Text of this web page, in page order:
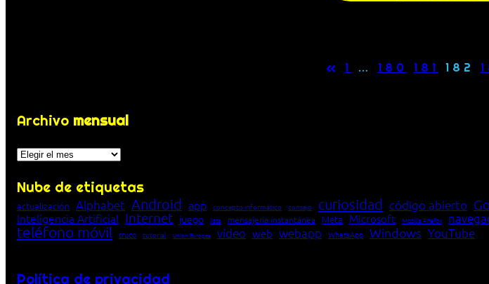
« 1 … 180 181 182
Archivo mensual
Archivos
Nube de etiquetas
actualización Alphabet Android app concepto informático consejo curiosidad código abierto
Inteligencia Artificial Internet juego lista mensajería instantánea Meta Microsoft Mozilla Firefox
teléfono móvil truco tutorial Unión Europea vídeo web webapp WhatsApp Windows YouTube
Política de privacidad